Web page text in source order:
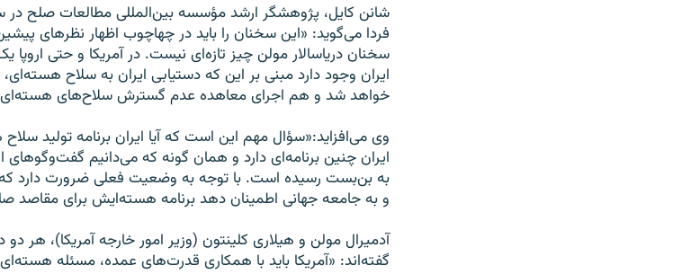
شانن کايل، پژوهشگر ارشد مؤسسه بين‌المللی مطالعات صلح در
فردا می‌گويد: «اين سخنان را بايد در چهاچوب اظهار نظرهای
سخنان درياسالار مولن چيز تازه‌ای نيست. در آمريکا و حتی اروپا
ايران وجود دارد مبنی بر اين که دستيابی ايران به سلاح
خواهد شد و هم اجرای معاهده عدم گسترش سلاح‌های هسته‌ای
وی می‌افزايد:‌«سؤال مهم اين است که آيا ايران برنامه توليد
ايران چنين برنامه‌ای دارد و همان گونه که می‌دانيم گفت‌وگوهای
به بن‌بست رسيده است. با توجه به وضعيت فعلی ضرورت دارد که
و به جامعه جهانی اطمينان دهد برنامه هسته‌ايش برای مقاصد
آدميرال مولن و هيلاری کلينتون (وزير امور خارجه آمريکا)، هر دو
گفته‌اند: «آمريکا بايد با همکاری قدرت‌های عمده، مسئله